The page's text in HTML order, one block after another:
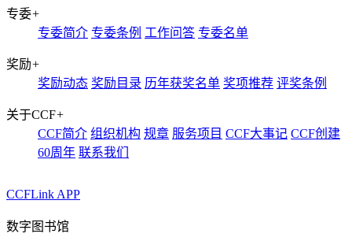
专委+
专委简介 专委条例 工作问答 专委名单
奖励+
奖励动态 奖励目录 历年获奖名单 奖项推荐 评奖条例
关于CCF+
CCF简介 组织机构 规章 服务项目 CCF大事记 CCF创建
60周年 联系我们
CCFLink APP
数字图书馆